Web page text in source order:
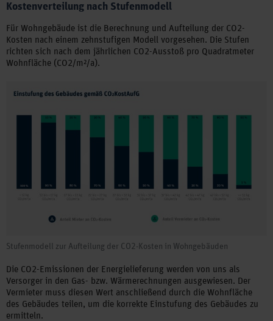
Kostenverteilung nach Stufenmodell
Für Wohngebäude ist die Berechnung und Aufteilung der CO2-
Kosten nach einem zehnstufigen Modell vorgesehen. Die Stufen
richten sich nach dem jährlichen CO2-Ausstoß pro Quadratmeter
Wohnfläche (CO2/m²/a).
Stufenmodell zur Aufteilung der CO2-Kosten in Wohngebäuden
Die CO2-Emissionen der Energielieferung werden von uns als
Versorger in den Gas- bzw. Wärmerechnungen ausgewiesen. Der
Vermieter muss diesen Wert anschließend durch die Wohnfläche
des Gebäudes teilen, um die korrekte Einstufung des Gebäudes zu
ermitteln.